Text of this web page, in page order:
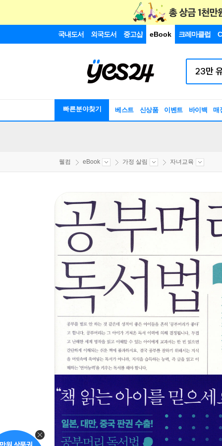
국내도서 외국도서 중고샵 eBook 크레마클럽
빠른분야찾기 베스트 신상품 이벤트 바이백 매
웰컴 eBook 가정 살림 자녀교육